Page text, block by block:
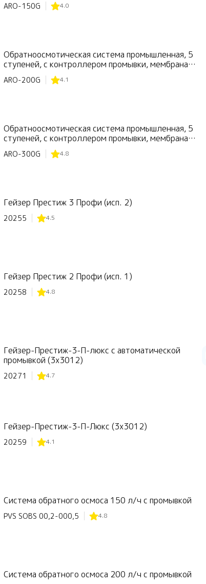
ARO-150G 4.0
Обратноосмотическая система промышленная, 5
ступеней, с контроллером промывки, мембрана
ARO-200G 4.1
Обратноосмотическая система промышленная, 5
ступеней, с контроллером промывки, мембрана
ARO-300G 4.8
Гейзер Престиж 3 Профи (исп. 2)
20255 4.5
Гейзер Престиж 2 Профи (исп. 1)
20258 4.8
Гейзер-Престиж-3-П-люкс с автоматической
промывкой (3х3012)
20271 4.7
Гейзер-Престиж-3-П-Люкс (3х3012)
20259 4.1
Система обратного осмоса 150 л/ч с промывкой
PVS SOBS 00,2-000,5 4.8
Система обратного осмоса 200 л/ч с промывкой